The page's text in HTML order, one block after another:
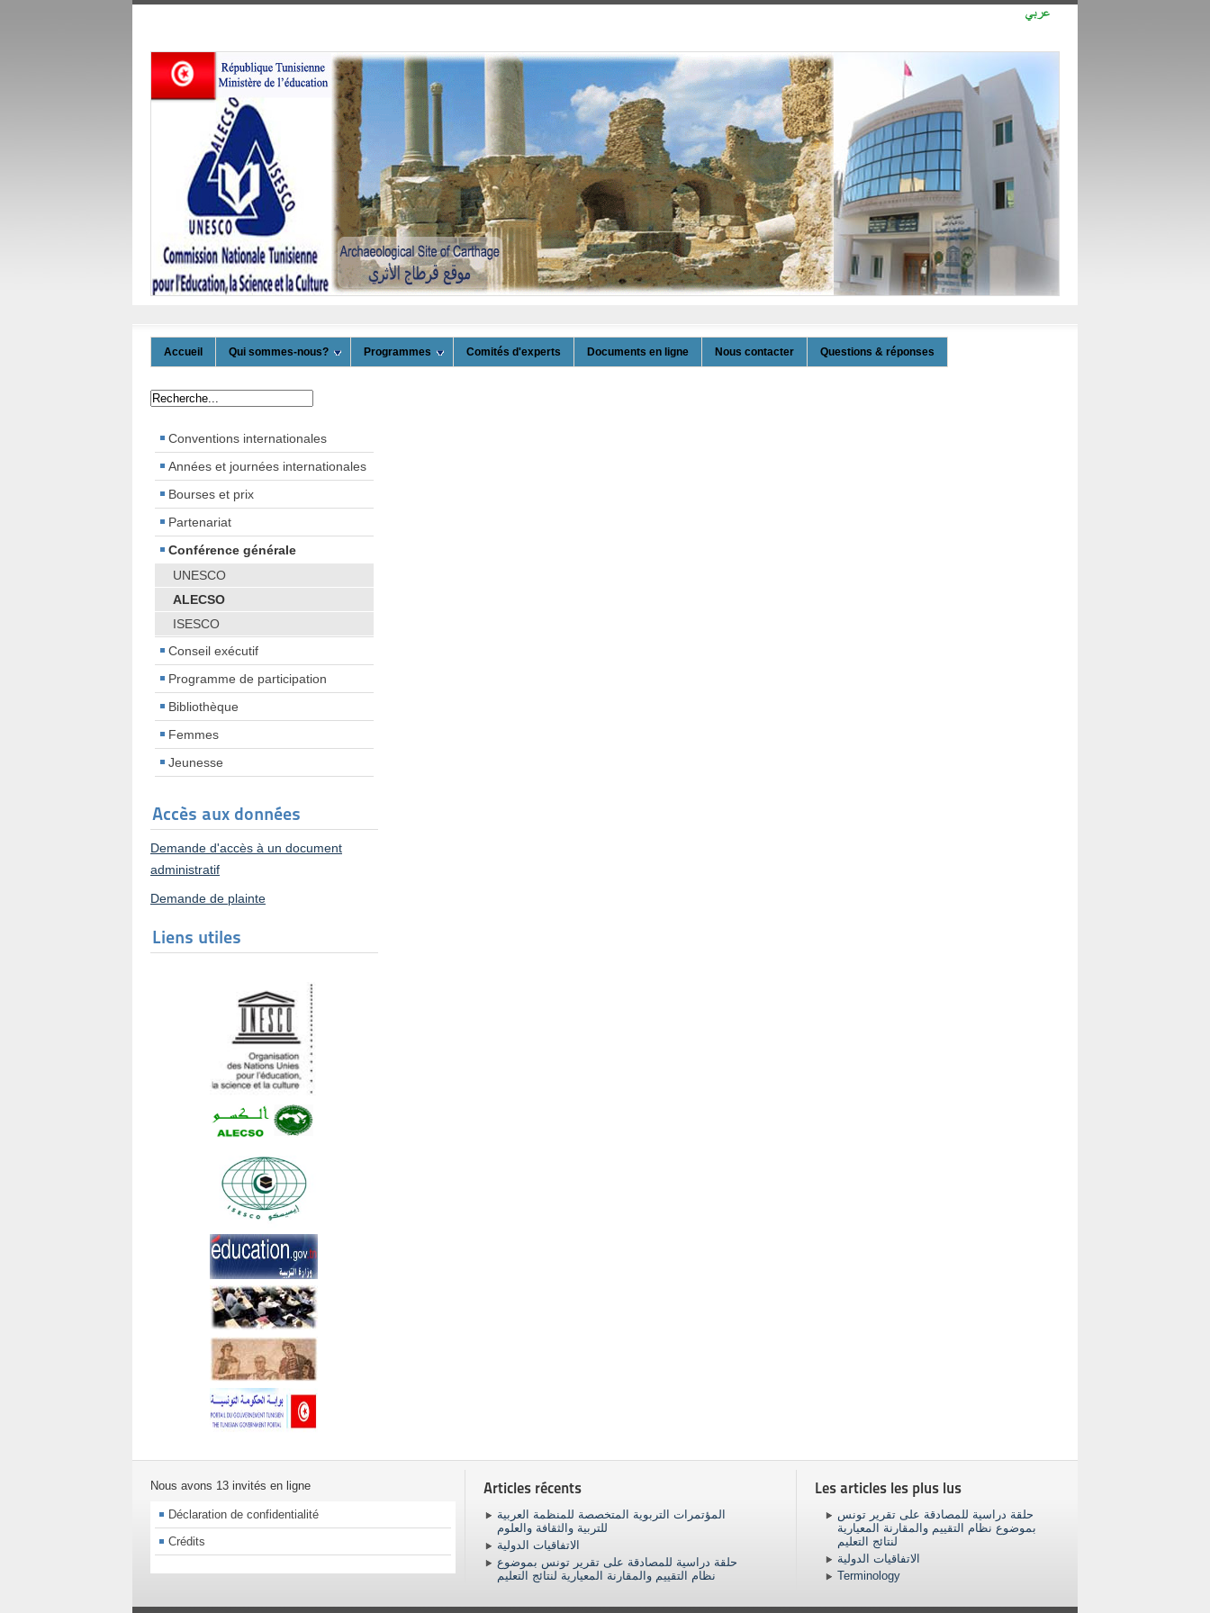
Accueil Qui sommes-nous? Programmes Comités d'experts Documents en ligne Nous contacter Questions & réponses
Conventions internationales
Années et journées internationales
Bourses et prix
Partenariat
Conférence générale
UNESCO
ALECSO
ISESCO
Conseil exécutif
Programme de participation
Bibliothèque
Femmes
Jeunesse
Accès aux données
Demande d'accès à un document
administratif
Demande de plainte
Liens utiles
Nous avons 13 invités en ligne
Déclaration de confidentialité
Crédits
Articles récents
المؤتمرات التربوية المتخصصة للمنظمة العربية
للتربية والثقافة والعلوم
الاتفاقيات الدولية
حلقة دراسية للمصادقة على تقرير تونس بموضوع
نظام التقييم والمقارنة المعيارية لنتائج التعليم
Les articles les plus lus
حلقة دراسية للمصادقة على تقرير تونس
بموضوع نظام التقييم والمقارنة المعيارية
لنتائج التعليم
الاتفاقيات الدولية
Terminology